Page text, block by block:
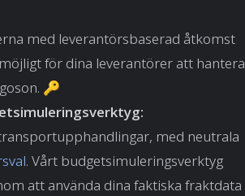
med leverantörsbaserad åtkomst
för dina leverantörer att hantera
🔑
med neutrala
. Vårt budgetsimuleringsverktyg
att använda dina faktiska fraktdata